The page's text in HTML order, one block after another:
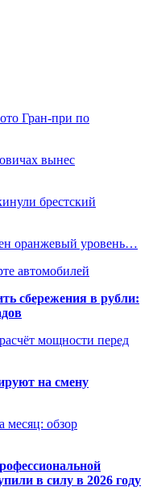
Гран-при по
вынес
брестский
оранжевый уровень…
автомобилей
сбережения в рубли:
мощности перед
на смену
месяц: обзор
в силу в 2026 году